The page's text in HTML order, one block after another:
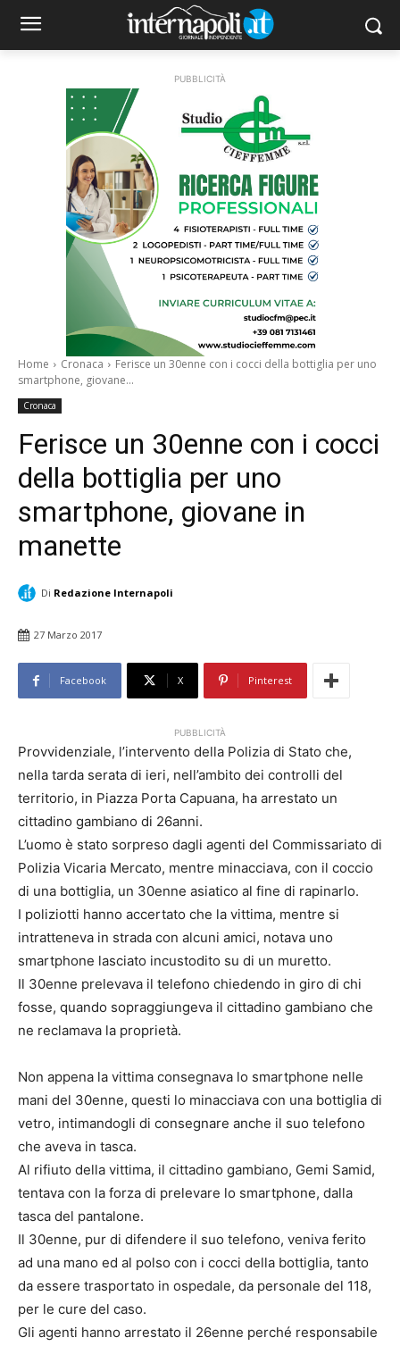
PUBBLICITÀ
Home Cronaca
Ferisce un 30enne con i cocci della bottiglia per uno
smartphone, giovane...
Cronaca
Ferisce un 30enne con i cocci
della bottiglia per uno
smartphone, giovane in
manette
Di Redazione Internapoli
27 Marzo 2017
Facebook X Pinterest
PUBBLICITÀ
Provvidenziale, l’intervento della Polizia di Stato che,
nella tarda serata di ieri, nell’ambito dei controlli del
territorio, in Piazza Porta Capuana, ha arrestato un
cittadino gambiano di 26anni.
L’uomo è stato sorpreso dagli agenti del Commissariato di
Polizia Vicaria Mercato, mentre minacciava, con il coccio
di una bottiglia, un 30enne asiatico al fine di rapinarlo.
I poliziotti hanno accertato che la vittima, mentre si
intratteneva in strada con alcuni amici, notava uno
smartphone lasciato incustodito su di un muretto.
Il 30enne prelevava il telefono chiedendo in giro di chi
fosse, quando sopraggiungeva il cittadino gambiano che
ne reclamava la proprietà.
Non appena la vittima consegnava lo smartphone nelle
mani del 30enne, questi lo minacciava con una bottiglia di
vetro, intimandogli di consegnare anche il suo telefono
che aveva in tasca.
Al rifiuto della vittima, il cittadino gambiano, Gemi Samid,
tentava con la forza di prelevare lo smartphone, dalla
tasca del pantalone.
Il 30enne, pur di difendere il suo telefono, veniva ferito
ad una mano ed al polso con i cocci della bottiglia, tanto
da essere trasportato in ospedale, da personale del 118,
per le cure del caso.
Gli agenti hanno arrestato il 26enne perché responsabile